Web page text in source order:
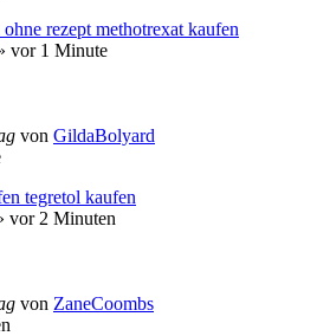
rezept methotrexat kaufen
vor 1 Minute
von GildaBolyard
tegretol kaufen
vor 2 Minuten
von ZaneCoombs